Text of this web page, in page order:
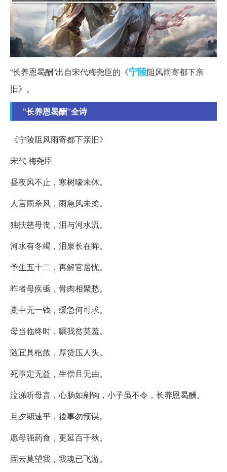
“长养恩曷酬”出自宋代梅尧臣的《宁陵阻风雨寄都下亲
旧》。
“长养恩曷酬”全诗
《宁陵阻风雨寄都下亲旧》
宋代 梅尧臣
昼夜风不止，寒树嚎未休。
人言雨杀风，雨急风未柔。
独扶慈母丧，泪与河水流。
河水有冬竭，泪泉长在眸。
予生五十二，再解官居忧。
昨者母疾亟，骨肉相聚愁。
橐中无一钱，缓急何可求。
母当临终时，嘱我贫莫羞。
随宜具棺敛，厚贷压人头。
死事定无益，生偿且无由。
泣涕听母言，心肠如剜钩，小子虽不令，长养恩曷酬。
旦夕期速平，後事勿预谋。
愿母强药食，更延百千秋。
固云莫望我，我魂已飞游。